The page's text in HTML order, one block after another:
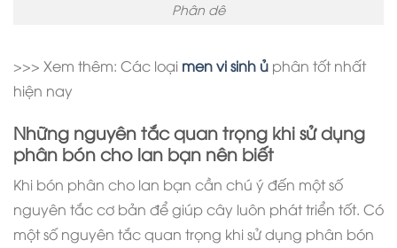
Phân dê
>>> Xem thêm: Các loại men vi sinh ủ phân tốt nhất
hiện nay
Những nguyên tắc quan trọng khi sử dụng
phân bón cho lan bạn nên biết
Khi bón phân cho lan bạn cần chú ý đến một số
nguyên tắc cơ bản để giúp cây luôn phát triển tốt. Có
một số nguyên tắc quan trọng khi sử dụng phân bón